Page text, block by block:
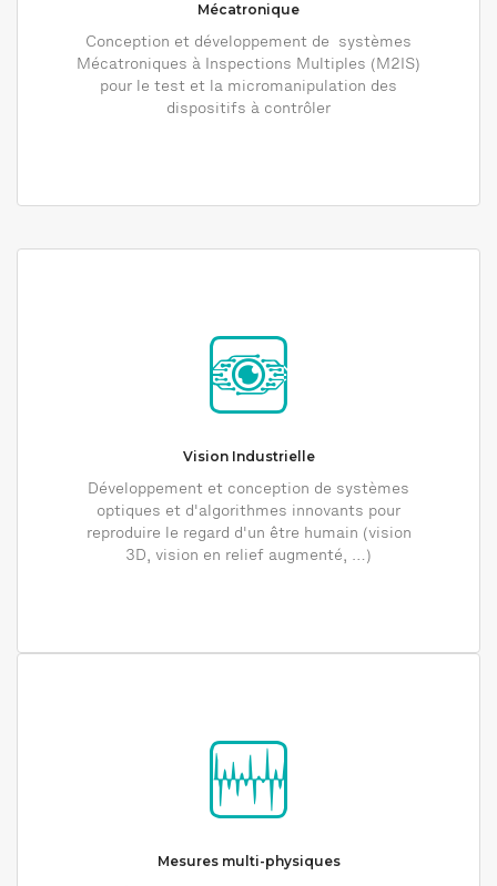
Mécatronique
Conception et développement de systèmes
Mécatroniques à Inspections Multiples (M2IS)
pour le test et la micromanipulation des
dispositifs à contrôler
Vision Industrielle
Développement et conception de systèmes
optiques et d'algorithmes innovants pour
reproduire le regard d'un être humain (vision
3D, vision en relief augmenté, …)
Mesures multi-physiques